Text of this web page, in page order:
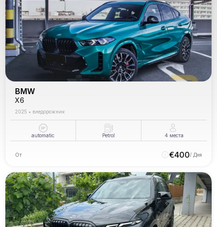
BMW
X6
2025 • внедорожник
automatic Petrol 4 места
От €400/ Дня